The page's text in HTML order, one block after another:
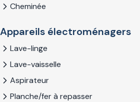
Cheminée
Appareils électroménagers
Lave-linge
Lave-vaisselle
Aspirateur
Planche/fer à repasser